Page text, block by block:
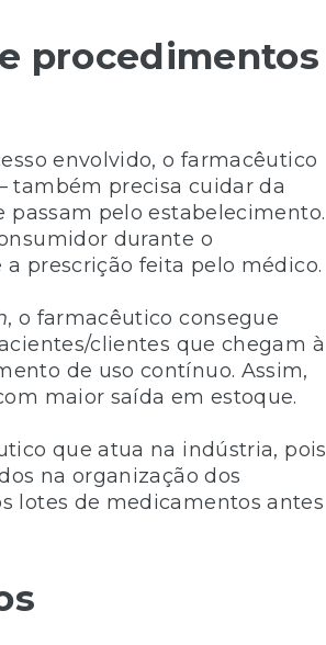
procedimentos
envolvido, o farmacêutico
também precisa cuidar da
pelo estabelecimento.
durante o
prescrição feita pelo médico.
, o farmacêutico consegue
clientes que chegam à
de uso contínuo. Assim,
maior saída em estoque.
que atua na indústria, pois
na organização dos
lotes de medicamentos antes